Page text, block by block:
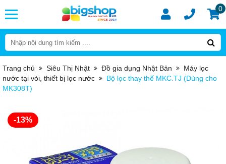
0
Trang chủ Siêu Thị Nhật Đồ gia dụng Nhật Bản
Máy lọc
nước tại vòi, thiết bị lọc nước
Bộ lọc thay thế MKC.TJ (Dùng cho
MK308T)
-13%